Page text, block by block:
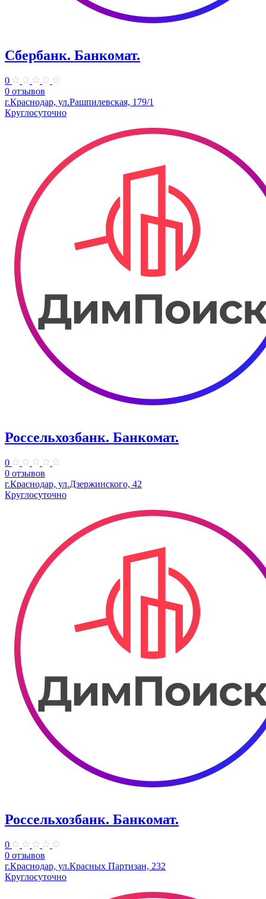
Сбербанк. Банкомат.
0
0 отзывов
г.Краснодар, ул.Рашпилевская, 179/1
Круглосуточно
Россельхозбанк. Банкомат.
0
0 отзывов
г.Краснодар, ул.Дзержинского, 42
Круглосуточно
Россельхозбанк. Банкомат.
0
0 отзывов
г.Краснодар, ул.Красных Партизан, 232
Круглосуточно